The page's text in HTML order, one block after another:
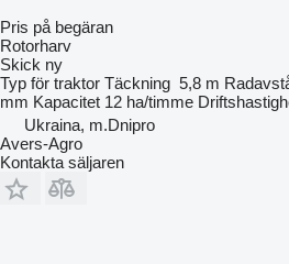
Pris på begäran
Rotorharv
Skick ny
Typ för traktor Täckning 5,8 m
mm Kapacitet 12 ha/timme
Ukraina, m.Dnipro
Avers-Agro
Kontakta säljaren